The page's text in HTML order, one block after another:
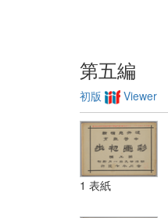
第五編
初版 Viewer
1 表紙